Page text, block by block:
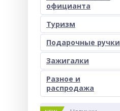
официанта
Туризм
Подарочные ручки
Зажигалки
Разное и
раcпродажа